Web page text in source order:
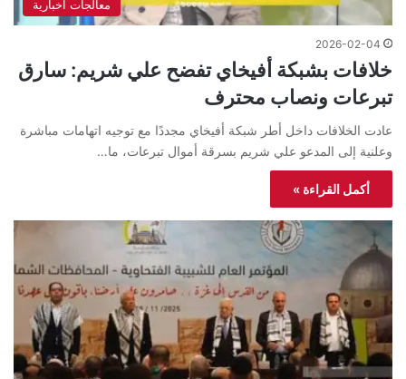
معالجات اخبارية
2026-02-04
خلافات بشبكة أفيخاي تفضح علي شريم: سارق
تبرعات ونصاب محترف
عادت الخلافات داخل أطر شبكة أفيخاي مجددًا مع توجيه اتهامات مباشرة
وعلنية إلى المدعو علي شريم بسرقة أموال تبرعات، ما…
أكمل القراءة »